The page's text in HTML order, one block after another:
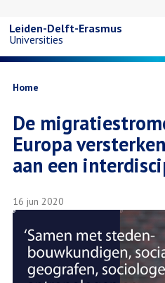
naar
inhoud
Leiden-Delft-Erasmus
Universities
Kruimelpad
Home
De
Europa
aan een
16 jun 2020